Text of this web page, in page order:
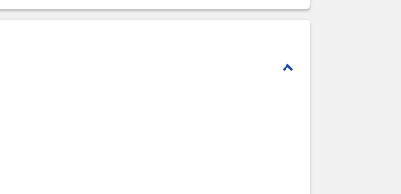
expand_less